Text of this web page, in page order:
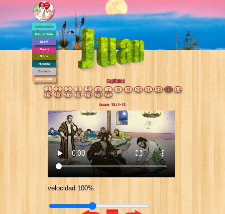
Introducción
Pan de Vida
BLSM
Mapas
Niños
Historia
Contacto
Diccionario
1
15
16
2
17
3
18
4
19
5
20
6
Capítulos
7
8
21
9 10 11 12 13 14
Juan 13:1-11
velocidad 100%